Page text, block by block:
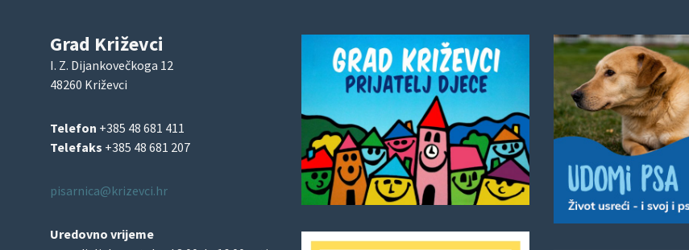
Grad Križevci
I. Z. Dijankovečkoga 12
48260 Križevci
Telefon +385 48 681 411
Telefaks +385 48 681 207
pisarnica@krizevci.hr
Uredovno vrijeme